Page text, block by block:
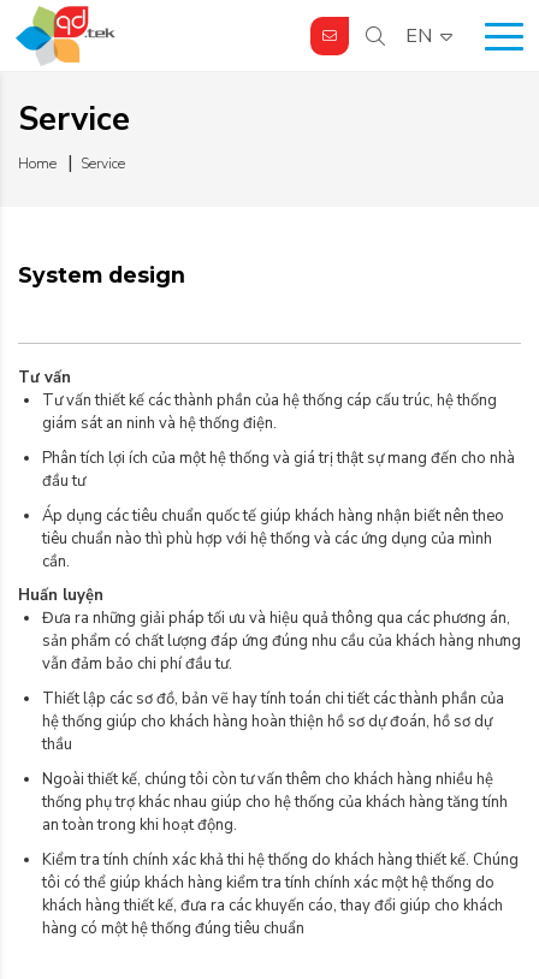
EN
Service
Home Service
System design
Tư vấn
Tư vấn thiết kế các thành phần của hệ thống cáp cấu trúc, hệ thống
giám sát an ninh và hệ thống điện.
Phân tích lợi ích của một hệ thống và giá trị thật sự mang đến cho nhà
đầu tư
Áp dụng các tiêu chuẩn quốc tế giúp khách hàng nhận biết nên theo
tiêu chuẩn nào thì phù hợp với hệ thống và các ứng dụng của mình
cần.
Huấn luyện
Đưa ra những giải pháp tối ưu và hiệu quả thông qua các phương án,
sản phẩm có chất lượng đáp ứng đúng nhu cầu của khách hàng nhưng
vẫn đảm bảo chi phí đầu tư.
Thiết lập các sơ đồ, bản vẽ hay tính toán chi tiết các thành phần của
hệ thống giúp cho khách hàng hoàn thiện hồ sơ dự đoán, hồ sơ dự
thầu
Ngoài thiết kế, chúng tôi còn tư vấn thêm cho khách hàng nhiều hệ
thống phụ trợ khác nhau giúp cho hệ thống của khách hàng tăng tính
an toàn trong khi hoạt động.
Kiểm tra tính chính xác khả thi hệ thống do khách hàng thiết kế. Chúng
tôi có thể giúp khách hàng kiểm tra tính chính xác một hệ thống do
khách hàng thiết kế, đưa ra các khuyến cáo, thay đổi giúp cho khách
hàng có một hệ thống đúng tiêu chuẩn